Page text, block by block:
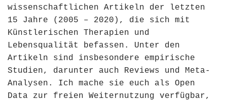
wissenschaftlichen Artikeln der letzten
15 Jahre (2005 – 2020), die sich mit
Künstlerischen Therapien und
Lebensqualität befassen. Unter den
Artikeln sind insbesondere empirische
Studien, darunter auch Reviews und Meta-
Analysen. Ich mache sie euch als Open
Data zur freien Weiternutzung verfügbar,